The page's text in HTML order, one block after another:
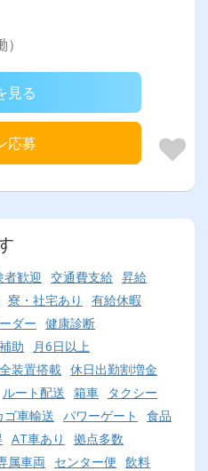
見る
応募
者歓迎 交通費支給 昇給
寮・社宅あり
有給休暇
ダー 健康診断
助
月6日以上
装置搭載 休日出勤割増金
ルート配送 箱車
タクシー
ゴ車輸送 パワーゲート
食品
AT車あり
拠点多数
属車両 センター便 飲料